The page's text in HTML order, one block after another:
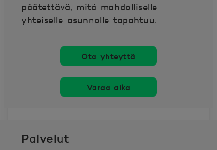
päätettävä, mitä mahdolliselle
yhteiselle asunnolle tapahtuu.
Ota yhteyttä
Varaa aika
Palvelut